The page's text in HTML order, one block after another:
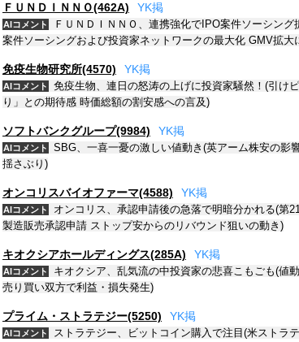
ＦＵＮＤＩＮＮＯ(462A) YK掲
AIコメント
ＦＵＮＤＩＮＮＯ、連携強化でIPO案件ソーシン
案件ソーシングおよび投資家ネットワークの最大化 GMV拡大
免疫生物研究所(4570) YK掲
AIコメント
免疫生物、連日の怒涛の上げに投資家騒然！(引け
り」との期待感 時価総額の割安感への言及)
ソフトバンクグループ(9984) YK掲
AIコメント
SBG、一喜一憂の激しい値動き(英アーム株安の影
揺さぶり)
オンコリスバイオファーマ(4588) YK掲
AIコメント
オンコリス、承認申請後の急落で明暗分かれる(第
製造販売承認申請 ストップ安からのリバウンド狙いの動き)
キオクシアホールディングス(285A) YK掲
AIコメント
キオクシア、乱気流の中投資家の悲喜こもごも(値
売り買い双方で利益・損失発生)
プライム・ストラテジー(5250) YK掲
AIコメント
ストラテジー、ビットコイン購入で注目(米ストラ